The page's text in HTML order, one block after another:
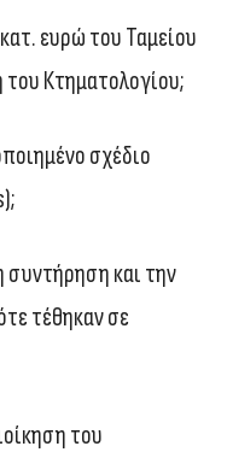
ευρώ του Ταμείου
Κτηματολογίου;
σχέδιο
συντήρηση και την
τέθηκαν σε
του